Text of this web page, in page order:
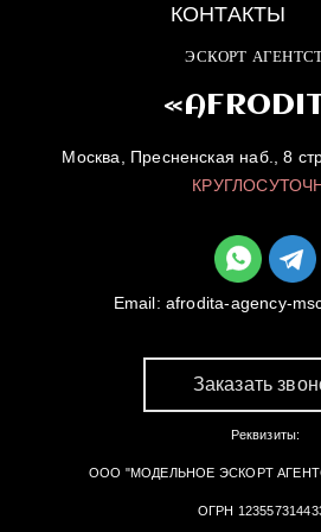
КОНТАКТЫ
ЭСКОРТ
Москва, Пресненская наб., 8
Email: afrodita-agency-
Заказать
Реквизиты:
ООО "МОДЕЛЬНОЕ ЭСКОРТ
ОГРН